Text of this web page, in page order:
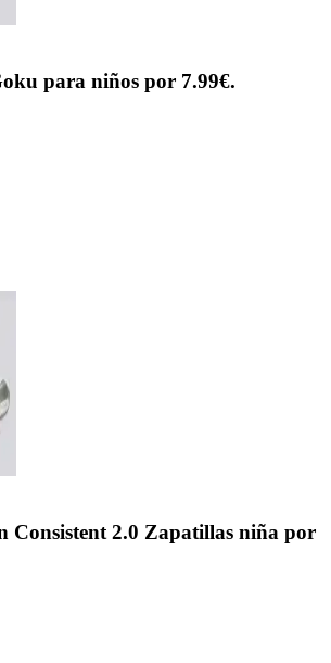
para niños por 7.99€.
Consistent 2.0 Zapatillas niña por